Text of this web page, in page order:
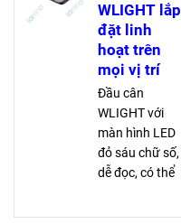
WLIGHT lắp
đặt linh
hoạt trên
mọi vị trí
Đầu cân
WLIGHT với
màn hình LED
đỏ sáu chữ số,
dễ đọc, có thể